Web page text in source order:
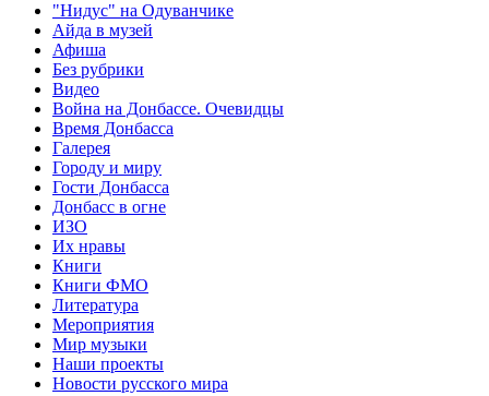
"Нидус" на Одуванчике
Айда в музей
Афиша
Без рубрики
Видео
Война на Донбассе. Очевидцы
Время Донбасса
Галерея
Городу и миру
Гости Донбасса
Донбасс в огне
ИЗО
Их нравы
Книги
Книги ФМО
Литература
Мероприятия
Мир музыки
Наши проекты
Новости русского мира